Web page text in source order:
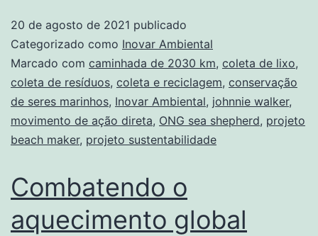
20 de agosto de 2021 publicado
Categorizado como Inovar Ambiental
Marcado com caminhada de 2030 km, coleta de lixo,
coleta de resíduos, coleta e reciclagem, conservação
de seres marinhos, Inovar Ambiental, johnnie walker,
movimento de ação direta, ONG sea shepherd, projeto
beach maker, projeto sustentabilidade
Combatendo o
aquecimento global